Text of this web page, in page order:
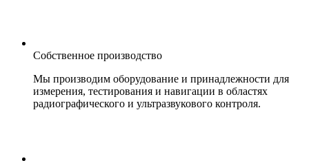
Собственное производство
Мы производим оборудование и принадлежности для
измерения, тестирования и навигации в областях
радиографического и ультразвукового контроля.